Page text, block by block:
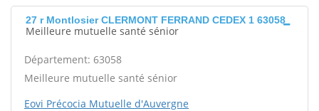
27 r Montlosier CLERMONT FERRAND CEDEX 1 63058
Meilleure mutuelle santé sénior
Département: 63058
Meilleure mutuelle santé sénior
Eovi Précocia Mutuelle d'Auvergne